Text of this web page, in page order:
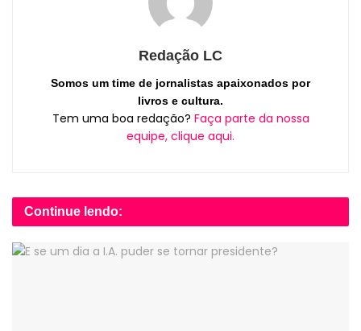
Redação LC
Somos um time de jornalistas apaixonados por
livros e cultura.
Tem uma boa redação? Faça parte da nossa
equipe, clique aqui.
Continue lendo: